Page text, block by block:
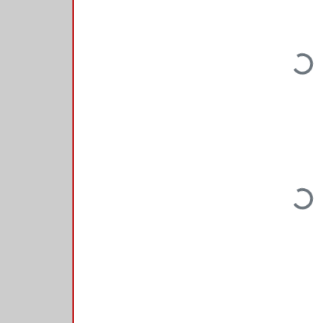
Loading...
Loading...